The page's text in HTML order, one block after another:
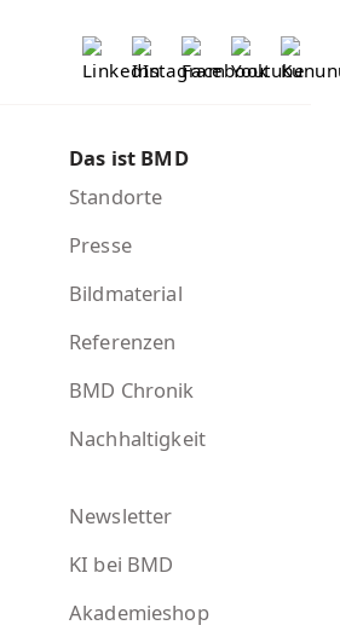
Das ist BMD
Standorte
Presse
Bildmaterial
Referenzen
BMD Chronik
Nachhaltigkeit
Newsletter
KI bei BMD
Akademieshop